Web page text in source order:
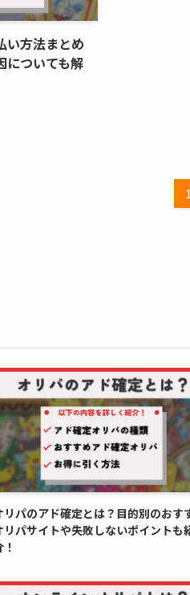
い方法まとめ
についても解
1
リパのアド確定とは？目的別のおす
リパサイトや失敗しないポイントも